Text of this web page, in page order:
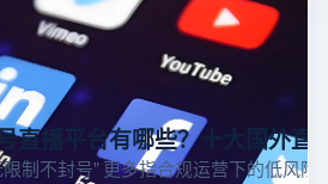
直播平台有哪些？十大国外直
限制不封号” 更多指合规运营下的低风